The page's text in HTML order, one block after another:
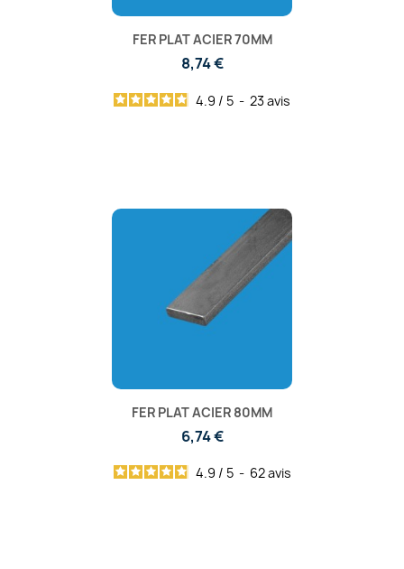
FER PLAT ACIER 70MM
8,74 €
4.9 / 5 - 23avis
FER PLAT ACIER 80MM
6,74 €
4.9 / 5 - 62avis